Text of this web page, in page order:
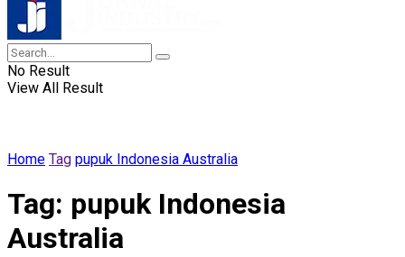
No Result
View All Result
Home Tag pupuk Indonesia Australia
Tag: pupuk Indonesia
Australia